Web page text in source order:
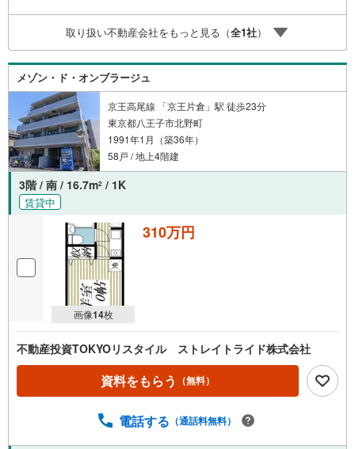
取り扱い不動産会社をもっと見る（全1社）
メゾン・ド・オンブラージュ
京王高尾線 「京王片倉」駅 徒歩23分
東京都八王子市北野町
1991年1月（築36年）
58戸 / 地上4階建
3階 / 南 / 16.7m2 / 1K
賃貸中
画像14枚
310万円
不動産投資TOKYOリスタイル ストレイトライド株式会社
資料をもらう （無料）
電話する （通話料無料）